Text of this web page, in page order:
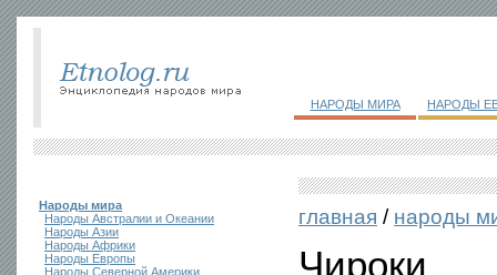
НАРОДЫ МИРА НАРОДЫ
Народы мира
Народы Австралии и Океании
Народы Азии
Народы Африки
Народы Европы
Народы Северной Америки
главная / народы
Чироки